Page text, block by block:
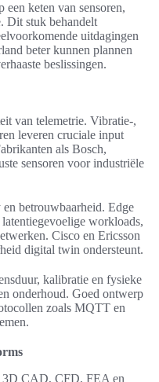
keten van sensoren,
Dit stuk behandelt
uitdagingen
beter kunnen plannen
beslissingen.
van telemetrie. Vibratie-,
leveren cruciale input
als Bosch,
sensoren voor industriële
betrouwbaarheid. Edge
workloads,
Cisco en Ericsson
digital twin ondersteunt.
kalibratie en fysieke
onderhoud. Goed ontwerp
zoals MQTT en
CAD, CFD, FEA en